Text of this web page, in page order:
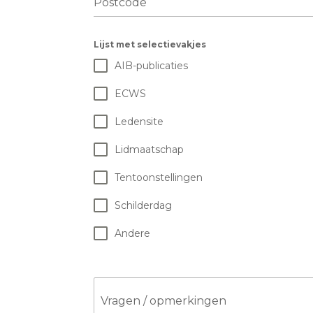
Postcode
Lijst met selectievakjes
AIB-publicaties
ECWS
Ledensite
Lidmaatschap
Tentoonstellingen
Schilderdag
Andere
Vragen / opmerkingen